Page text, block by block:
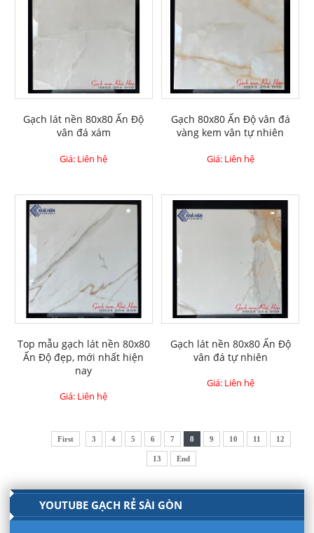
Gạch lát nền 80x80 Ấn Độ
vân đá xám
Giá: Liên hệ
Gạch 80x80 Ấn Độ vân đá
vàng kem vân tự nhiên
Giá: Liên hệ
Top mẫu gạch lát nền 80x80
Ấn Độ đẹp, mới nhất hiện
nay
Giá: Liên hệ
Gạch lát nền 80x80 Ấn Độ
vân đá tự nhiên
Giá: Liên hệ
First 3 4 5 6 7 8 9 10 11 12
13 End
YOUTUBE GẠCH RẺ SÀI GÒN